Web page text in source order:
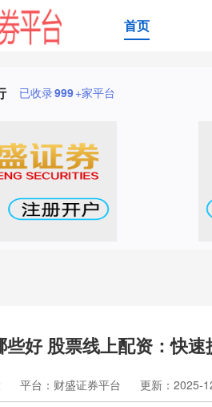
首页
已收录999+家平台
些好 股票线上配资：快
平台：财盛证券平台 更新：2025-